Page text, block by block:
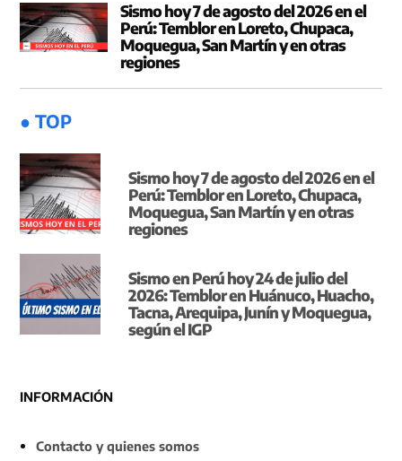
Sismo hoy 7 de agosto del 2026 en el
Perú: Temblor en Loreto, Chupaca,
Moquegua, San Martín y en otras
regiones
● TOP
Sismo hoy 7 de agosto del 2026 en el
Perú: Temblor en Loreto, Chupaca,
Moquegua, San Martín y en otras
regiones
Sismo en Perú hoy 24 de julio del
2026: Temblor en Huánuco, Huacho,
Tacna, Arequipa, Junín y Moquegua,
según el IGP
INFORMACIÓN
Contacto y quienes somos